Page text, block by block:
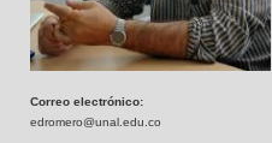
Correo electrónico:
edromero@unal.edu.co